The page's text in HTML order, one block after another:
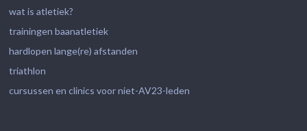
wat is atletiek?
trainingen baanatletiek
hardlopen lange(re) afstanden
triathlon
cursussen en clinics voor niet-AV23-leden